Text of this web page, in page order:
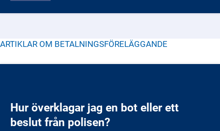
ARTIKLAR OM BETALNINGSFÖRELÄGGANDE
Hur överklagar jag en bot eller ett
beslut från polisen?